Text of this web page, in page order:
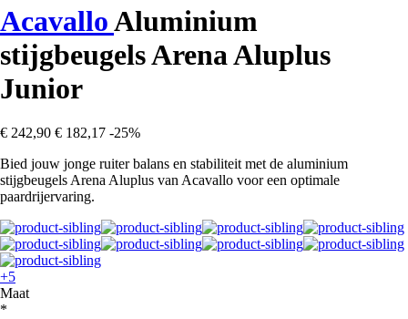
AcavalloAluminium
stijgbeugels Arena Aluplus
Junior
€ 242,90 € 182,17 -25%
Bied jouw jonge ruiter balans en stabiliteit met de aluminium
stijgbeugels Arena Aluplus van Acavallo voor een optimale
paardrijervaring.
+5
Maat
*